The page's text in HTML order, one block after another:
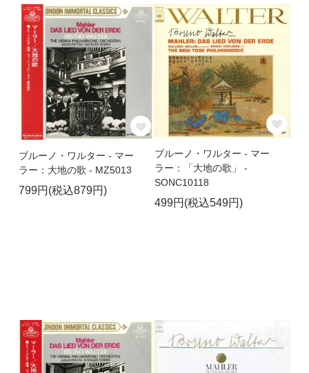
ブルーノ・ワルター - マー
ラー：大地の歌 - MZ5013
799円(税込879円)
ブルーノ・ワルター - マー
ラー：「大地の歌」 -
SONC10118
499円(税込549円)